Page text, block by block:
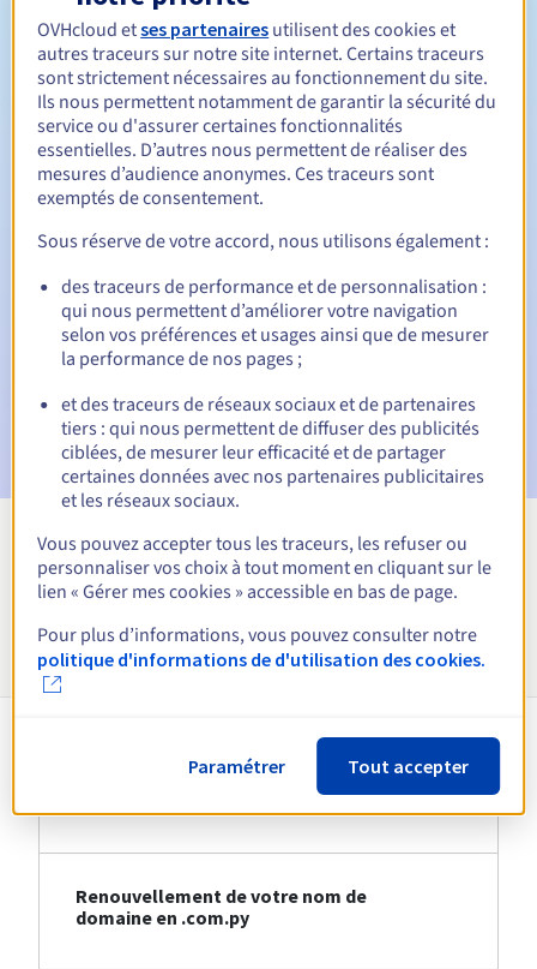
Durée de renouvellement
Période de rédemption
date d'échéance
E-mail le jour de l'expirationpour notification de la
suspension du nom de domaine
E-mail après la période de grâce de rédemptionpour
notification de la suppression du nom de domaine
Voir toutes les extensions
Informations sur le .com.py
Création de votre nom de domaine en
Renouvellement de votre nom de
domaine en .com.py
OVHcloud etses partenaires utilisent des cookies et
autres traceurs sur notre site internet. Certains traceurs
sont strictement nécessaires au fonctionnement du site.
Ils nous permettent notamment de garantir la sécurité du
service ou d'assurer certaines fonctionnalités
essentielles. D’autres nous permettent de réaliser des
mesures d’audience anonymes. Ces traceurs sont
exemptés de consentement.
Sous réserve de votre accord, nous utilisons également :
des traceurs de performance et de personnalisation :
qui nous permettent d’améliorer votre navigation
selon vos préférences et usages ainsi que de mesurer
la performance de nos pages ;
et des traceurs de réseaux sociaux et de partenaires
tiers : qui nous permettent de diffuser des publicités
ciblées, de mesurer leur efficacité et de partager
certaines données avec nos partenaires publicitaires
et les réseaux sociaux.
Vous pouvez accepter tous les traceurs, les refuser ou
personnaliser vos choix à tout moment en cliquant sur le
lien « Gérer mes cookies » accessible en bas de page.
Pour plus d’informations, vous pouvez consulter notre
politique d'informations de d'utilisation des cookies.
Paramétrer Tout accepter